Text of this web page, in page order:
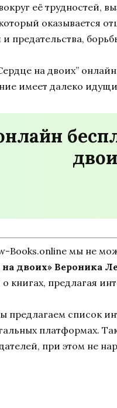
её трудностей,
оказывается
предательства,
на двоих”
имеет далеко
Books.online мы не
двоих» Вероника
книгах, предлагая
предлагаем список
платформах.
при этом не